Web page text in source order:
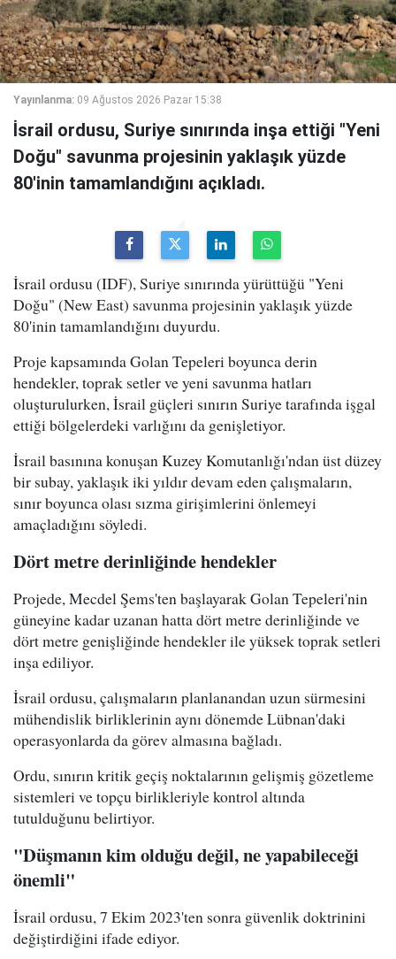
Yayınlanma: 09 Ağustos 2026 Pazar 15:38
İsrail ordusu, Suriye sınırında inşa ettiği "Yeni
Doğu" savunma projesinin yaklaşık yüzde
80'inin tamamlandığını açıkladı.
İsrail ordusu (IDF), Suriye sınırında yürüttüğü "Yeni
Doğu" (New East) savunma projesinin yaklaşık yüzde
80'inin tamamlandığını duyurdu.
Proje kapsamında Golan Tepeleri boyunca derin
hendekler, toprak setler ve yeni savunma hatları
oluşturulurken, İsrail güçleri sınırın Suriye tarafında işgal
ettiği bölgelerdeki varlığını da genişletiyor.
İsrail basınına konuşan Kuzey Komutanlığı'ndan üst düzey
bir subay, yaklaşık iki yıldır devam eden çalışmaların,
sınır boyunca olası sızma girişimlerini önlemeyi
amaçladığını söyledi.
Dört metre derinliğinde hendekler
Projede, Mecdel Şems'ten başlayarak Golan Tepeleri'nin
güneyine kadar uzanan hatta dört metre derinliğinde ve
dört metre genişliğinde hendekler ile yüksek toprak setleri
inşa ediliyor.
İsrail ordusu, çalışmaların planlanandan uzun sürmesini
mühendislik birliklerinin aynı dönemde Lübnan'daki
operasyonlarda da görev almasına bağladı.
Ordu, sınırın kritik geçiş noktalarının gelişmiş gözetleme
sistemleri ve topçu birlikleriyle kontrol altında
tutulduğunu belirtiyor.
"Düşmanın kim olduğu değil, ne yapabileceği
önemli"
İsrail ordusu, 7 Ekim 2023'ten sonra güvenlik doktrinini
değiştirdiğini ifade ediyor.